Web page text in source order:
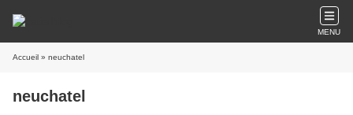
MENU
Accueil » neuchatel
neuchatel